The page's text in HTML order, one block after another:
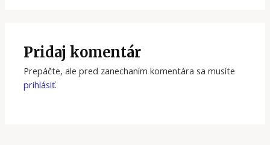
Pridaj komentár
Prepáčte, ale pred zanechaním komentára sa musíte
prihlásiť.